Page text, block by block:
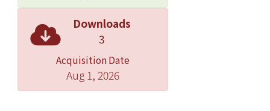
Downloads
3
Acquisition Date
Aug 1, 2026